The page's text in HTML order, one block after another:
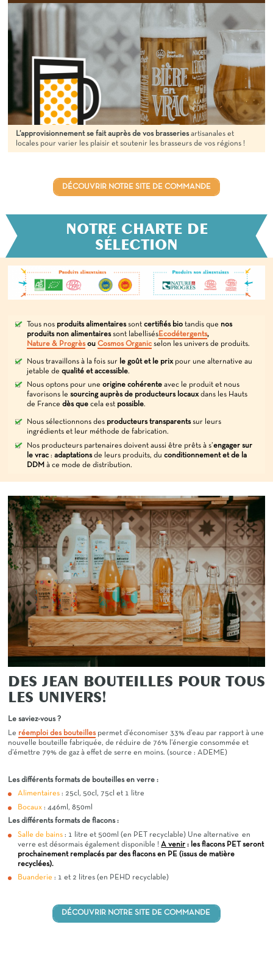
L’approvisionnement se fait auprès de vos brasseriesartisanales et
locales pour varier les plaisir et soutenir les brasseurs de vos régions !
DÉCOUVRIR NOTRE SITE DE COMMANDE
NOTRE CHARTE DE
SÉLECTION
Tous nos produits alimentairessontcertifiés bio tandis que nos
produits non alimentairessont labellisésEcodétergents,
Nature & ProgrèsouCosmos Organic selon les univers de produits.
Nous travaillons à la fois sur le goût et le prixpour une alternative au
jetable dequalité et accessible.
Nous optons pour uneorigine cohérente avec le produit et nous
favorisons lesourcing auprès de producteurs locauxdans les Hauts
de Francedès que cela est possible.
Nous sélectionnons des producteurs transparentssur leurs
ingrédients et leur méthode de fabrication.
Nos producteurs partenaires doivent aussi être prêts à s’engager sur
le vrac :adaptationsde leurs produits, duconditionnement et de la
DDM à ce mode de distribution.
DES JEAN BOUTEILLES POUR TOUS
LES UNIVERS!
Le saviez-vous ?
Le réemploi des bouteillespermet d’économiser 33% d’eau par rapport à une
nouvelle bouteille fabriquée, de réduire de 76% l’énergie consommée et
d’émettre 79% de gaz à effet de serre en moins. (source : ADEME)
Les différents formats de bouteilles en verre :
Alimentaires : 25cl, 50cl, 75cl et 1 litre
Bocaux : 446ml, 850ml
Les différents formats de flacons :
Salle de bains : 1 litre et 500ml (en PET recyclable) Une alternative en
verre est désormais également disponible !A venir : les flacons PET seront
prochainement remplacés par des flacons en PE (issus de matière
recyclées).
Buanderie : 1 et 2 litres (en PEHD recyclable)
DÉCOUVRIR NOTRE SITE DE COMMANDE